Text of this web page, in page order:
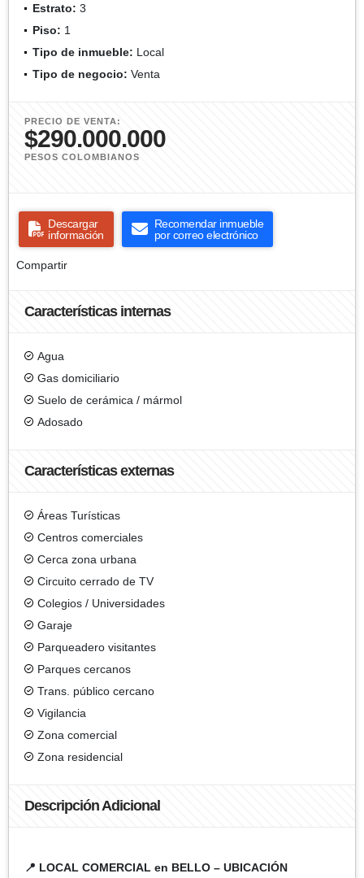
Estrato: 3
Piso: 1
Tipo de inmueble: Local
Tipo de negocio: Venta
PRECIO DE VENTA:
$290.000.000
PESOS COLOMBIANOS
Descargar
información
Recomendar inmueble
por correo electrónico
Compartir
Características internas
Agua
Gas domiciliario
Suelo de cerámica / mármol
Adosado
Características externas
Áreas Turísticas
Centros comerciales
Cerca zona urbana
Circuito cerrado de TV
Colegios / Universidades
Garaje
Parqueadero visitantes
Parques cercanos
Trans. público cercano
Vigilancia
Zona comercial
Zona residencial
Descripción Adicional
📍 LOCAL COMERCIAL en BELLO – UBICACIÓN